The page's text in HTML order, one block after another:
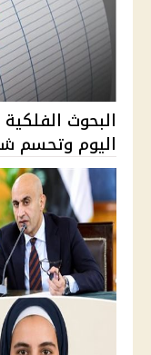
البحوث
اليوم وتحسم